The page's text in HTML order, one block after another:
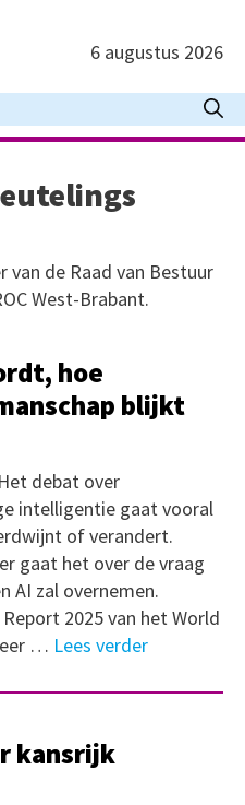
6 augustus 2026
de Raad van Bestuur
West-Brabant.
hoe
blijkt
debat over
intelligentie gaat vooral
of verandert.
gaat het over de vraag
AI zal overnemen.
2025 van het World
… Lees verder
kansrijk